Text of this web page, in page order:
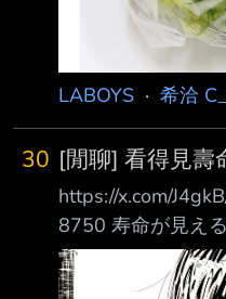
LABOYS · 希洽
30 [閒聊] 看得見壽
https://x.com/
8750 寿命が見える
https://
Mlv.jpg 喵